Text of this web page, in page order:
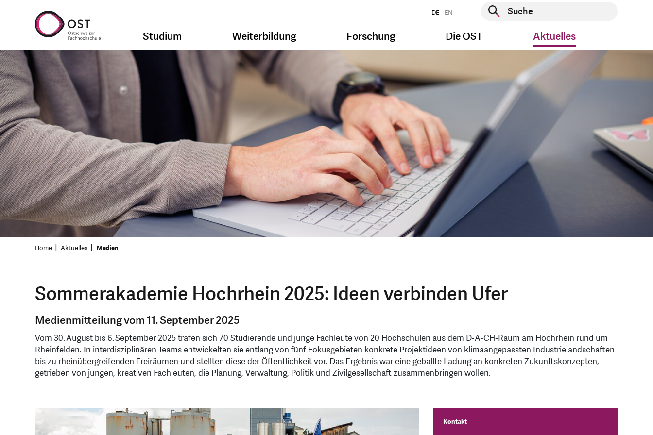
DE EN
Suche starten
Studium Weiterbildung Forschung Die OST Aktuelles
Home Aktuelles Medien
Sommerakademie Hochrhein 2025: Ideen verbinden Ufer
Medienmitteilung vom 11. September 2025
Vom 30. August bis 6. September 2025 trafen sich 70 Studierende und junge Fachleute von 20 Hochschulen aus dem D‑A‑CH‑Raum am Hochrhein rund um
Rheinfelden. In interdisziplinären Teams entwickelten sie entlang von fünf Fokusgebieten konkrete Projektideen von klimaangepassten Industrielandschaften
bis zu rheinübergreifenden Freiräumen und stellten diese der Öffentlichkeit vor. Das Ergebnis war eine geballte Ladung an konkreten Zukunftskonzepten,
getrieben von jungen, kreativen Fachleuten, die Planung, Verwaltung, Politik und Zivilgesellschaft zusammenbringen wollen.
Kontakt